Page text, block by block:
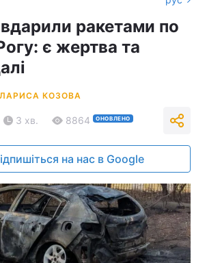
ракетами по
є жертва та
ЛАРИСА КОЗОВА
3 хв. 8864 ОНОВЛЕНО
на нас в Google